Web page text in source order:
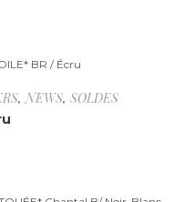
,NEWS, SOLDES